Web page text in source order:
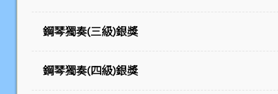
鋼琴獨奏(三級)銀獎
鋼琴獨奏(四級)銀獎